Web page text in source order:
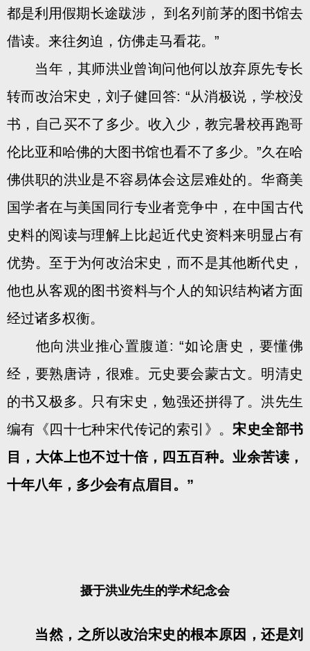
都是利用假期长途跋涉， 到名列前茅的图书馆去
借读。来往匆迫，仿佛走马看花。”
当年，其师洪业曾询问他何以放弃原先专长
转而改治宋史，刘子健回答: “从消极说，学校没
书，自己买不了多少。收入少，教完暑校再跑哥
伦比亚和哈佛的大图书馆也看不了多少。”久在哈
佛供职的洪业是不容易体会这层难处的。华裔美
国学者在与美国同行专业者竞争中，在中国古代
史料的阅读与理解上比起近代史资料来明显占有
优势。至于为何改治宋史，而不是其他断代史，
他也从客观的图书资料与个人的知识结构诸方面
经过诸多权衡。
他向洪业推心置腹道: “如论唐史，要懂佛
经，要熟唐诗，很难。元史要会蒙古文。明清史
的书又极多。只有宋史，勉强还拼得了。洪先生
编有《四十七种宋代传记的索引》。宋史全部书
目，大体上也不过十倍，四五百种。业余苦读，
十年八年，多少会有点眉目。”
摄于洪业先生的学术纪念会
当然，之所以改治宋史的根本原因，还是刘